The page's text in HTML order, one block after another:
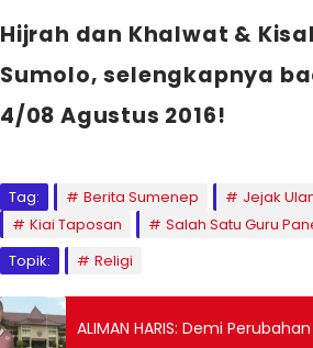
Hijrah dan Khalwat &
Sumolo, selengkapnya
4/08 Agustus 2016!
Tag: Berita Sumenep
Jejak
Kiai Taposan
Salah Satu Guru
Topik:
Religi
ALIMAN HARIS: Demi